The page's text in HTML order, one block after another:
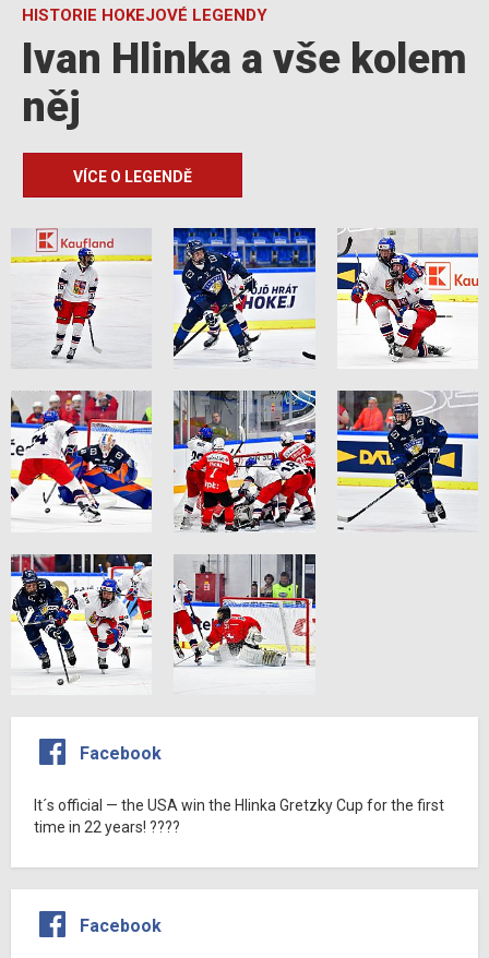
HISTORIE HOKEJOVÉ LEGENDY
Ivan Hlinka a vše kolem
něj
VÍCE O LEGENDĚ
Facebook
It´s official — the USA win the Hlinka Gretzky Cup for the first
time in 22 years! ????
Facebook